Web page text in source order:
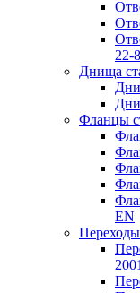
22-
Днища
Фланцы
EN